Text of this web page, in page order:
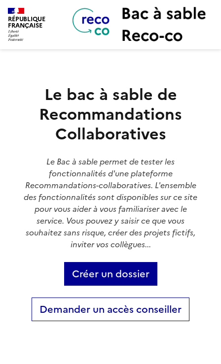
Bac à Sable Reco-co
RÉPUBLIQUE
FRANÇAISE
Le bac à sable de
Recommandations
Collaboratives
Le Bac à sable permet de tester les
fonctionnalités d'une plateforme
Recommandations-collaboratives. L'ensemble
des fonctionnalités sont disponibles sur ce site
pour vous aider à vous familiariser avec le
service. Vous pouvez y saisir ce que vous
souhaitez sans risque, créer des projets fictifs,
inviter vos collègues...
Créer un dossier
Demander un accès conseiller